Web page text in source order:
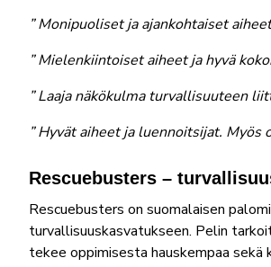
” Monipuoliset ja ajankohtaiset
” Mielenkiintoiset aiheet ja hyvä
” Laaja näkökulma turvallisuuteen
” Hyvät aiheet ja luennoitsijat.
Rescuebusters –
Rescuebusters on suomalaisen
turvallisuuskasvatukseen. Pelin
tekee oppimisesta hauskempaa sekä